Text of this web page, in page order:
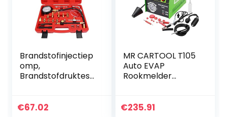
Brandstofinjectiep
omp,
Brandstofdruktest
erset TU-114
€67.02
MR CARTOOL T105
Auto EVAP
Rookmelder
Automotive
€235.91